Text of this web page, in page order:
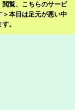
閲覧、こちらのサービ
＞本日は足元が悪い中
。